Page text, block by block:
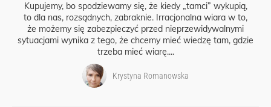
Kupujemy, bo spodziewamy się, że kiedy „tamci” wykupią,
to dla nas, rozsądnych, zabraknie. Irracjonalna wiara w to,
że możemy się zabezpieczyć przed nieprzewidywalnymi
sytuacjami wynika z tego, że chcemy mieć wiedzę tam, gdzie
trzeba mieć wiarę....
Krystyna Romanowska